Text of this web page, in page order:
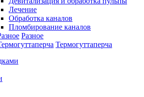
Лечение
Обработка каналов
Пломбирование каналов
Разное
Термогуттаперча